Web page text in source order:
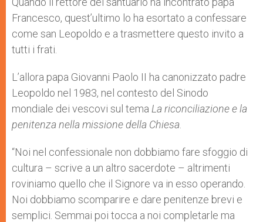
Francesco, quest’ultimo lo ha esortato a confessare
come san Leopoldo e a trasmettere questo invito a
tutti i frati.
L’allora papa Giovanni Paolo II ha canonizzato padre
Leopoldo nel 1983, nel contesto del Sinodo
mondiale dei vescovi sul tema La riconciliazione e la
penitenza nella missione della Chiesa
“Noi nel confessionale non dobbiamo fare sfoggio di
cultura – scrive a un altro sacerdote – altrimenti
roviniamo quello che il Signore va in esso operando.
Noi dobbiamo scomparire e dare penitenze brevi e
semplici. Semmai poi tocca a noi completarle ma